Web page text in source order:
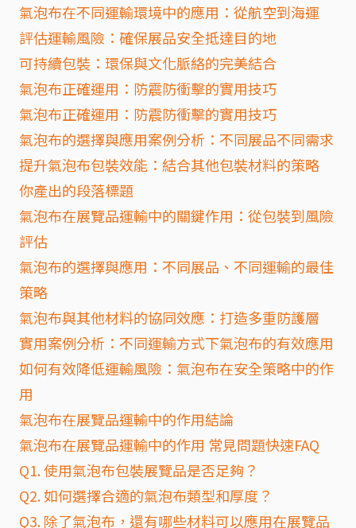
氣泡布在不同運輸環境中的應用：從航空到海運
評估運輸風險：確保展品安全抵達目的地
可持續包裝：環保與文化脈絡的完美結合
氣泡布正確運用：防震防衝擊的實用技巧
氣泡布正確運用：防震防衝擊的實用技巧
氣泡布的選擇與應用案例分析：不同展品不同需求
提升氣泡布包裝效能：結合其他包裝材料的策略
你產出的段落標題
氣泡布在展覽品運輸中的關鍵作用：從包裝到風險
評估
氣泡布的選擇與應用：不同展品、不同運輸的最佳
策略
氣泡布與其他材料的協同效應：打造多重防護層
實用案例分析：不同運輸方式下氣泡布的有效應用
如何有效降低運輸風險：氣泡布在安全策略中的作
用
氣泡布在展覽品運輸中的作用結論
氣泡布在展覽品運輸中的作用 常見問題快速FAQ
Q1. 使用氣泡布包裝展覽品是否足夠？
Q2. 如何選擇合適的氣泡布類型和厚度？
Q3. 除了氣泡布，還有哪些材料可以應用在展覽品